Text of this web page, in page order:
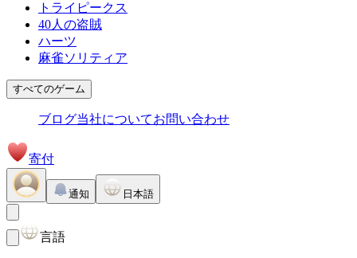
トライピークス
40人の盗賊
ハーツ
麻雀ソリティア
すべてのゲーム
ブログ当社についてお問い合わせ
寄付
通知 日本語
言語